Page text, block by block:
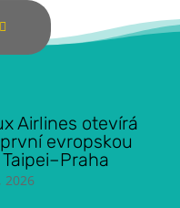
Airlines otevírá
evropskou
2026